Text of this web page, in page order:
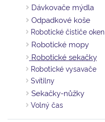
Dávkovače mýdla
Odpadkové koše
Robotické čističe oken
Robotické mopy
Robotické sekačky
Robotické vysavače
Svítilny
Sekačky-nůžky
Volný čas